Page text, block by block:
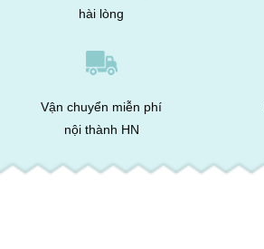
hài lòng
Vận chuyển miễn phí
nội thành HN